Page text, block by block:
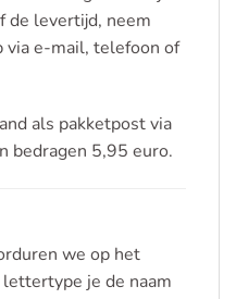
de levertijd, neem
via e-mail, telefoon of
als pakketpost via
bedragen 5,95 euro.
we op het
je de naam